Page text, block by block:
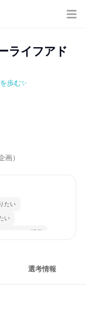
ライフアド
歩む✨
画）
たい
い
ーションが活発
選考情報